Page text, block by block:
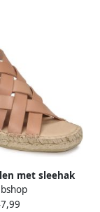
met sleehak